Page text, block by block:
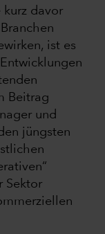
kurz davor
ist es
Beitrag
und
jüngsten
Sektor